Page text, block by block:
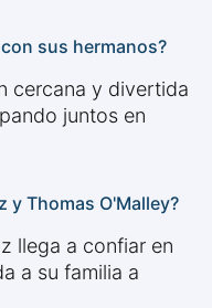
sus hermanos?
cercana y divertida
juntos en
y Thomas O'Malley?
llega a confiar en
a su familia a